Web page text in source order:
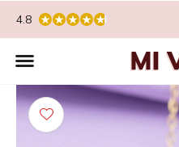
4.8